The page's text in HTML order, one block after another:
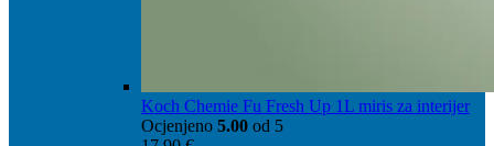
Koch Chemie Fu Fresh Up 1L miris za interijer
Ocjenjeno 5.00 od 5